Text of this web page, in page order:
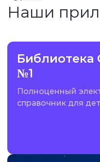
Наши
№1
Полноценный
справочник для